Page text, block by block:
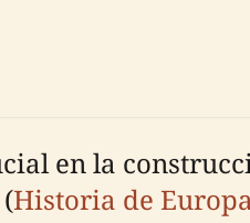
en la
Historia de